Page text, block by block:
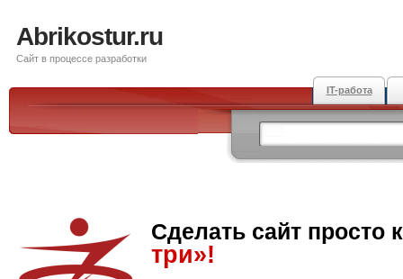
Abrikostur.ru
Сайт в процессе разработки
IT-работа
Сделать сайт просто
три»!